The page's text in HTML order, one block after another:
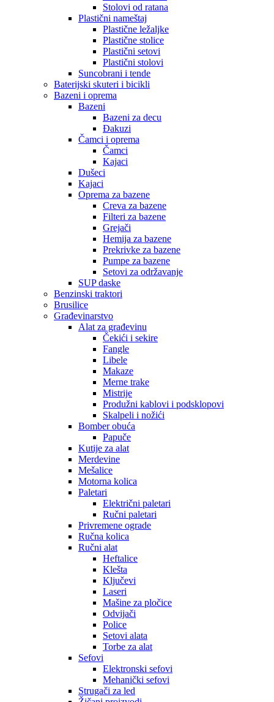
Stolovi od ratana
Plastični nameštaj
Plastične ležaljke
Plastične stolice
Plastični setovi
Plastični stolovi
Suncobrani i tende
Baterijski skuteri i bicikli
Bazeni i oprema
Bazeni
Bazeni za decu
Đakuzi
Čamci i oprema
Čamci
Kajaci
Dušeci
Kajaci
Oprema za bazene
Creva za bazene
Filteri za bazene
Grejači
Hemija za bazene
Prekrivke za bazene
Pumpe za bazene
Setovi za održavanje
SUP daske
Benzinski traktori
Brusilice
Građevinarstvo
Alat za građevinu
Čekići i sekire
Fangle
Libele
Makaze
Merne trake
Mistrije
Produžni kablovi i podsklopovi
Skalpeli i nožići
Bomber obuća
Papuče
Kutije za alat
Merdevine
Mešalice
Motorna kolica
Paletari
Električni paletari
Ručni paletari
Privremene ograde
Ručna kolica
Ručni alat
Heftalice
Klešta
Ključevi
Laseri
Mašine za pločice
Odvijači
Police
Setovi alata
Torbe za alat
Sefovi
Elektronski sefovi
Mehanički sefovi
Strugači za led